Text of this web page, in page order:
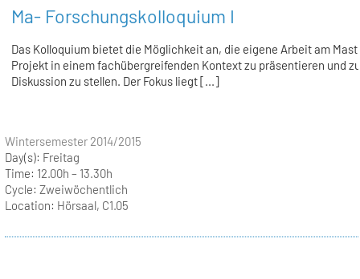
Ma- Forschungskolloquium I
Das Kolloquium bietet die Möglichkeit an, die eigene Arbeit am
Projekt in einem fachübergreifenden Kontext zu präsentieren und
Diskussion zu stellen. Der Fokus liegt [...]
Wintersemester 2014/2015
Day(s): Freitag
Time: 12.00h – 13.30h
Cycle: Zweiwöchentlich
Location: Hörsaal, C1.05